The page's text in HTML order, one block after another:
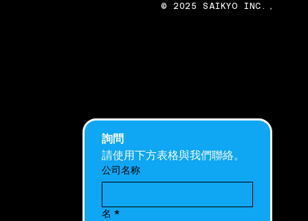
詢問
請使用下方表格與我們聯絡。
公司名称
名 *
© 2025 SAIKYO INC.，